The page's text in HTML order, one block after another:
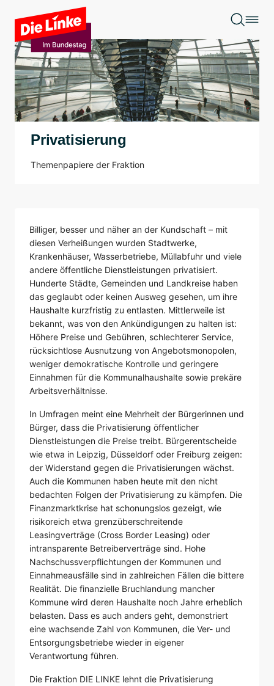
Zum Hauptinhalt springen
Privatisierung
Themenpapiere der Fraktion
Billiger, besser und näher an der Kundschaft – mit
diesen Verheißungen wurden Stadtwerke,
Krankenhäuser, Wasserbetriebe, Müllabfuhr und viele
andere öffentliche Dienstleistungen privatisiert.
Hunderte Städte, Gemeinden und Landkreise haben
das geglaubt oder keinen Ausweg gesehen, um ihre
Haushalte kurzfristig zu entlasten. Mittlerweile ist
bekannt, was von den Ankündigungen zu halten ist:
Höhere Preise und Gebühren, schlechterer Service,
rücksichtlose Ausnutzung von Angebotsmonopolen,
weniger demokratische Kontrolle und geringere
Einnahmen für die Kommunalhaushalte sowie prekäre
Arbeitsverhältnisse.
In Umfragen meint eine Mehrheit der Bürgerinnen und
Bürger, dass die Privatisierung öffentlicher
Dienstleistungen die Preise treibt. Bürgerentscheide
wie etwa in Leipzig, Düsseldorf oder Freiburg zeigen:
der Widerstand gegen die Privatisierungen wächst.
Auch die Kommunen haben heute mit den nicht
bedachten Folgen der Privatisierung zu kämpfen. Die
Finanzmarktkrise hat schonungslos gezeigt, wie
risikoreich etwa grenzüberschreitende
Leasingverträge (Cross Border Leasing) oder
intransparente Betreiberverträge sind. Hohe
Nachschussverpflichtungen der Kommunen und
Einnahmeausfälle sind in zahlreichen Fällen die bittere
Realität. Die finanzielle Bruchlandung mancher
Kommune wird deren Haushalte noch Jahre erheblich
belasten. Dass es auch anders geht, demonstriert
eine wachsende Zahl von Kommunen, die Ver- und
Entsorgungsbetriebe wieder in eigener
Verantwortung führen.
Die Fraktion DIE LINKE lehnt die Privatisierung